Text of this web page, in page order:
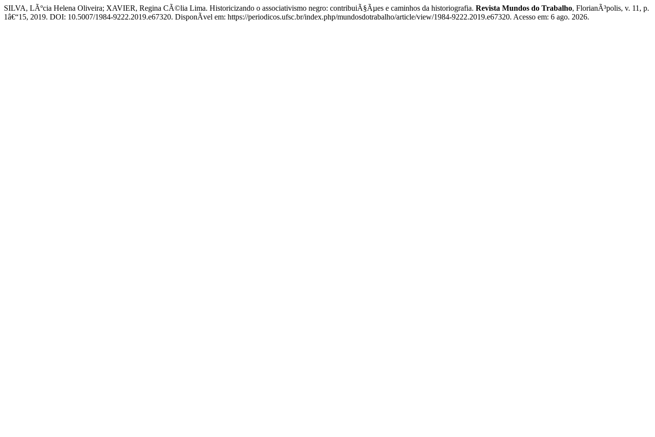
SILVA, LÃºcia Helena Oliveira; XAVIER, Regina CÃ©lia Lima. Historicizando o associativismo negro: contribuiÃ§Ãµes e caminhos da historiografia. Revista Mundos do Trabalho, FlorianÃ³polis, v. 11, p.
1â€“15, 2019. DOI: 10.5007/1984-9222.2019.e67320. DisponÃ­vel em: https://periodicos.ufsc.br/index.php/mundosdotrabalho/article/view/1984-9222.2019.e67320. Acesso em: 6 ago. 2026.